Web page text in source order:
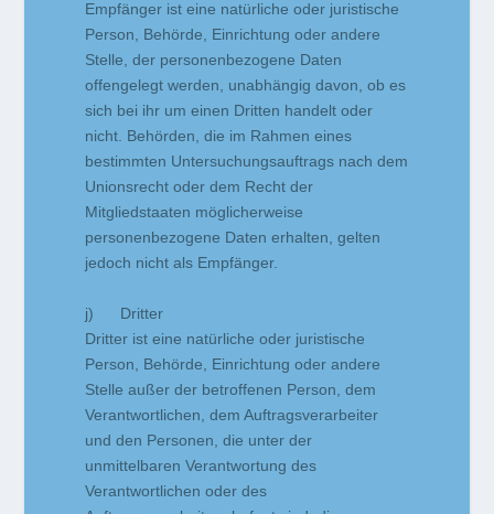
Empfänger ist eine natürliche oder juristische
Person, Behörde, Einrichtung oder andere
Stelle, der personenbezogene Daten
offengelegt werden, unabhängig davon, ob es
sich bei ihr um einen Dritten handelt oder
nicht. Behörden, die im Rahmen eines
bestimmten Untersuchungsauftrags nach dem
Unionsrecht oder dem Recht der
Mitgliedstaaten möglicherweise
personenbezogene Daten erhalten, gelten
jedoch nicht als Empfänger.
j) Dritter
Dritter ist eine natürliche oder juristische
Person, Behörde, Einrichtung oder andere
Stelle außer der betroffenen Person, dem
Verantwortlichen, dem Auftragsverarbeiter
und den Personen, die unter der
unmittelbaren Verantwortung des
Verantwortlichen oder des